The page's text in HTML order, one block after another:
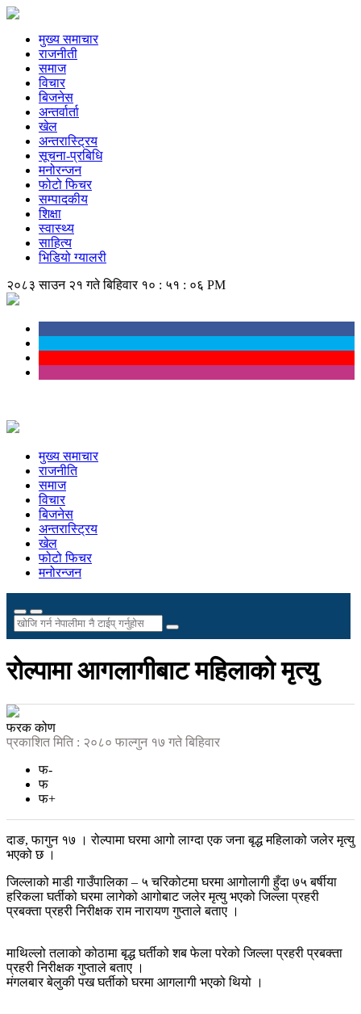
मुख्य समाचार
राजनीती
समाज
विचार
बिजनेस
अन्तर्वार्ता
खेल
अन्तरास्ट्रिय
सूचना-प्रबिधि
मनोरन्जन
फोटो फिचर
सम्पादकीय
शिक्षा
स्वास्थ्य
साहित्य
भिडियो ग्यालरी
२०८३ साउन २१ गते बिहिवार १० : ५१ : ०६ PM
मुख्य समाचार
राजनीति
समाज
विचार
बिजनेस
अन्तरास्ट्रिय
खेल
फोटो फिचर
मनोरन्जन
रोल्पामा आगलागीबाट महिलाको मृत्यु
फरक कोण
प्रकाशित मिति : २०८० फाल्गुन १७ गते बिहिवार
फ-
फ
फ+
दाङ, फागुन १७ । रोल्पामा घरमा आगो लाग्दा एक जना बृद्ध महिलाको जलेर मृत्यु
भएको छ ।
जिल्लाको माडी गाउँपालिका – ५ चरिकोटमा घरमा आगोलागी हुँदा ७५ बर्षीया
हरिकला घर्तीको घरमा लागेको आगोबाट जलेर मृत्यु भएको जिल्ला प्रहरी
प्रबक्ता प्रहरी निरीक्षक राम नारायण गुप्ताले बताए ।
माथिल्लो तलाको कोठामा बृद्ध घर्तीको शब फेला परेको जिल्ला प्रहरी प्रबक्ता
प्रहरी निरीक्षक गुप्ताले बताए ।
मंगलबार बेलुकी पख घर्तीको घरमा आगलागी भएको थियो ।